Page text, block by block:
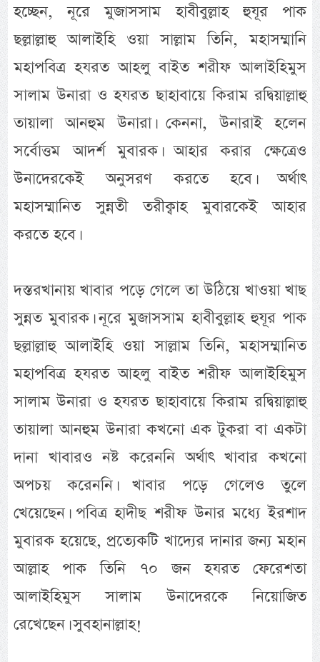
হচ্ছেন, নূরে মুজাসসাম হাবীবুল্লাহ হুযূর পাক
ছল্লাল্লাহু আলাইহি ওয়া সাল্লাম তিনি, মহাসম্মানি
মহাপবিত্র হযরত আহলু বাইত শরীফ আলাইহিমুস
সালাম উনারা ও হযরত ছাহাবায়ে কিরাম রদ্বিয়াল্লাহু
তায়ালা আনহুম উনারা। কেননা, উনারাই হলেন
সর্বোত্তম আদর্শ মুবারক। আহার করার ক্ষেত্রেও
উনাদেরকেই অনুসরণ করতে হবে। অর্থাৎ
মহাসম্মানিত সুন্নতী তরীক্বাহ মুবারকেই আহার
করতে হবে।
দস্তরখানায় খাবার পড়ে গেলে তা উঠিয়ে খাওয়া খাছ
সুন্নত মুবারক। নূরে মুজাসসাম হাবীবুল্লাহ হুযূর পাক
ছল্লাল্লাহু আলাইহি ওয়া সাল্লাম তিনি, মহাসম্মানিত
মহাপবিত্র হযরত আহলু বাইত শরীফ আলাইহিমুস
সালাম উনারা ও হযরত ছাহাবায়ে কিরাম রদ্বিয়াল্লাহু
তায়ালা আনহুম উনারা কখনো এক টুকরা বা একটা
দানা খাবারও নষ্ট করেননি অর্থাৎ খাবার কখনো
অপচয় করেননি। খাবার পড়ে গেলেও তুলে
খেয়েছেন। পবিত্র হাদীছ শরীফ উনার মধ্যে ইরশাদ
মুবারক হয়েছে, প্রত্যেকটি খাদ্যের দানার জন্য মহান
আল্লাহ পাক তিনি ৭০ জন হযরত ফেরেশতা
আলাইহিমুস সালাম উনাদেরকে নিয়োজিত
রেখেছেন। সুবহানাল্লাহ!